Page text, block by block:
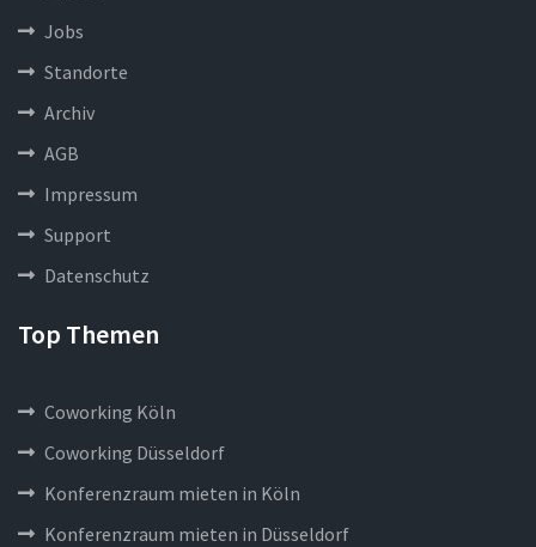
Jobs
Standorte
Archiv
AGB
Impressum
Support
Datenschutz
Top Themen
Coworking Köln
Coworking Düsseldorf
Konferenzraum mieten in Köln
Konferenzraum mieten in Düsseldorf